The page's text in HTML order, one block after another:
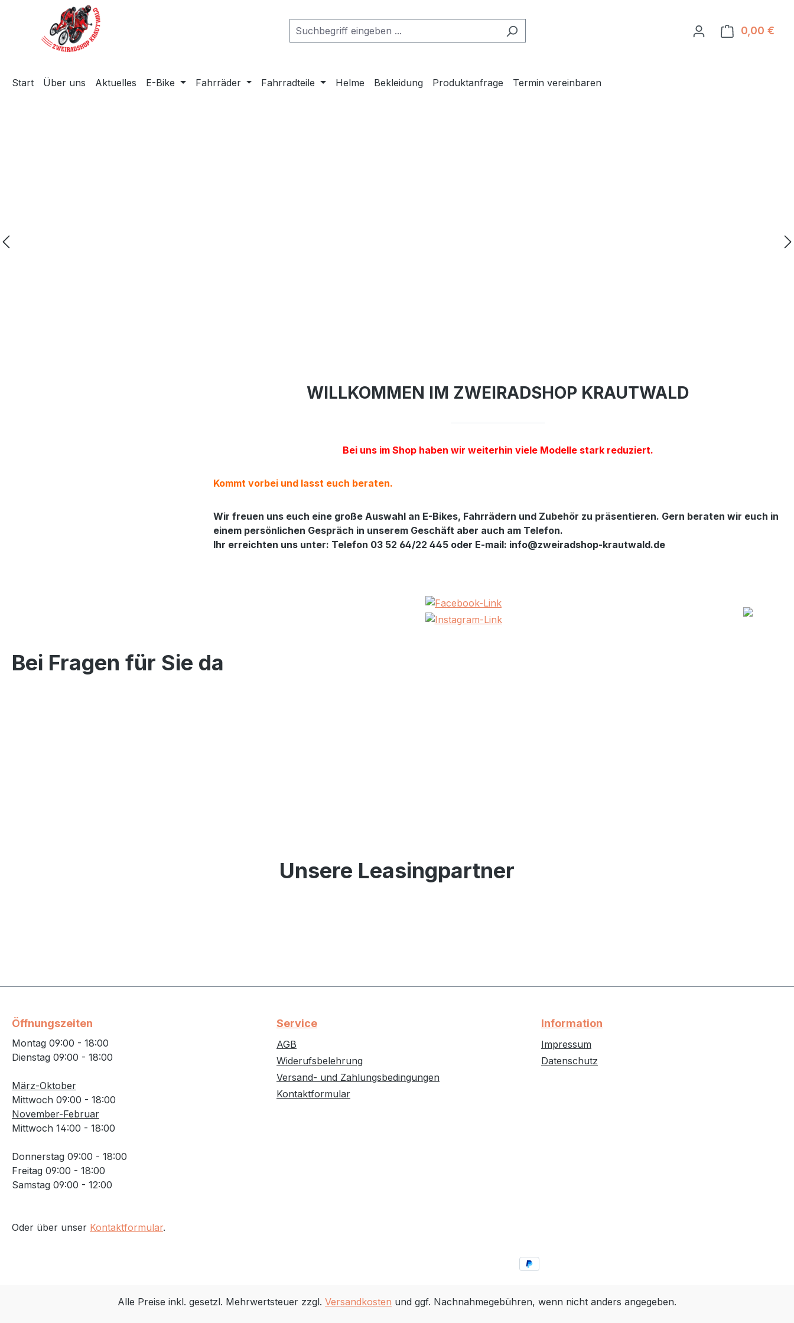
Hauptinhalt springen
Zur Suche springen
Zur Hauptnavigation springen
0,00 €
Start Über uns Aktuelles E-Bike Fahrräder Fahrradteile Helme Bekleidung Produktanfrage Termin vereinbaren
WILLKOMMEN IM ZWEIRADSHOP KRAUTWALD
Bei uns im Shop haben wir weiterhin viele Modelle stark reduziert.
Kommt vorbei und lasst euch beraten.
Wir freuen uns euch eine große Auswahl an E-Bikes, Fahrrädern und Zubehör zu präsentieren. Gern beraten wir euch in
einem persönlichen Gespräch in unserem Geschäft aber auch am Telefon.
Ihr erreichten uns unter: Telefon 03 52 64/22 445 oder E-mail: info@zweiradshop-krautwald.de
Bei Fragen für Sie da
Unsere Leasingpartner
Öffnungszeiten
Montag 09:00 - 18:00
Dienstag 09:00 - 18:00
März-Oktober
Mittwoch 09:00 - 18:00
November-Februar
Mittwoch 14:00 - 18:00
Donnerstag 09:00 - 18:00
Freitag 09:00 - 18:00
Samstag 09:00 - 12:00
Oder über unser Kontaktformular.
Service
AGB
Widerufsbelehrung
Versand- und Zahlungsbedingungen
Kontaktformular
Information
Impressum
Datenschutz
Alle Preise inkl. gesetzl. Mehrwertsteuer zzgl. Versandkosten und ggf. Nachnahmegebühren, wenn nicht anders angegeben.